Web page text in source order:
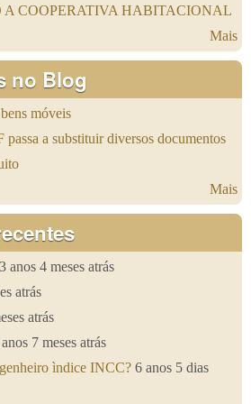
A COOPERATIVA HABITACIONAL
Mais
no Blog
móveis
a substituir diversos documentos
Mais
3 anos 4 meses atrás
atrás
atrás
7 meses atrás
ìndice INCC? 6 anos 5 dias